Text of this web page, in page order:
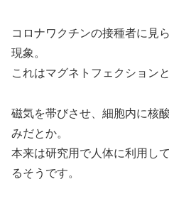
コロナワクチンの接種者に見
現象。
これはマグネトフェクション
磁気を帯びさせ、細胞内に核
みだとか。
本来は研究用で人体に利用し
るそうです。